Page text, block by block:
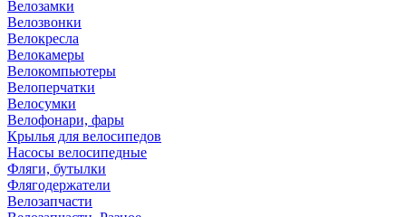
Велозамки
Велозвонки
Велокресла
Велокамеры
Велокомпьютеры
Велоперчатки
Велосумки
Велофонари, фары
Крылья для велосипедов
Насосы велосипедные
Фляги, бутылки
Флягодержатели
Велозапчасти